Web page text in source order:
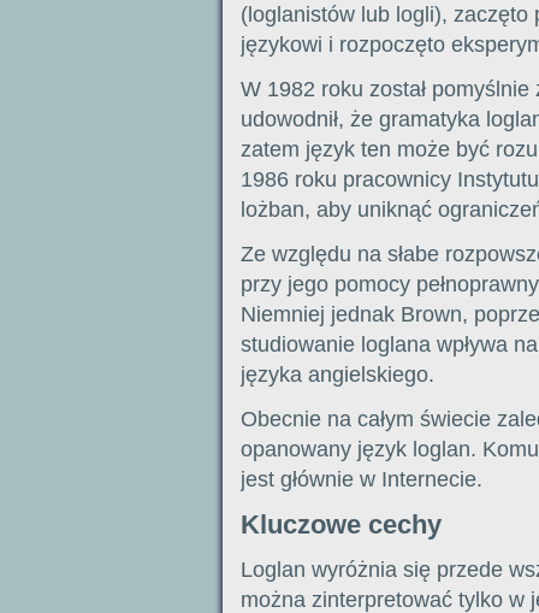
(loglanistów lub logli),
językowi i rozpoczęto
W 1982 roku został
udowodnił, że gramatyka
zatem język ten może być
1986 roku pracownicy
lożban, aby uniknąć
Ze względu na słabe
przy jego pomocy
Niemniej jednak Brown,
studiowanie loglana wpływa
języka angielskiego.
Obecnie na całym świecie
opanowany język loglan.
jest głównie w Internecie.
Kluczowe cechy
Loglan wyróżnia się przede
można zinterpretować tylko w